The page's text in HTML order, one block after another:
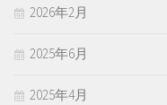
2026年2月
2025年6月
2025年4月